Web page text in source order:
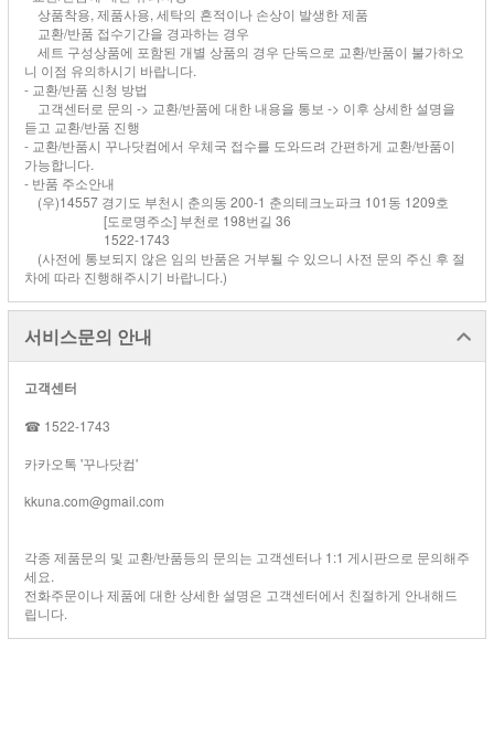
상품착용, 제품사용, 세탁의 흔적이나 손상이 발생한 제품
교환/반품 접수기간을 경과하는 경우
세트 구성상품에 포함된 개별 상품의 경우 단독으로 교환/반품이 불가하오
니 이점 유의하시기 바랍니다.
- 교환/반품 신청 방법
고객센터로 문의 -> 교환/반품에 대한 내용을 통보 -> 이후 상세한 설명을
듣고 교환/반품 진행
- 교환/반품시 꾸나닷컴에서 우체국 접수를 도와드려 간편하게 교환/반품이
가능합니다.
- 반품 주소안내
(우)14557 경기도 부천시 춘의동 200-1 춘의테크노파크 101동 1209호
[도로명주소] 부천로 198번길 36
1522-1743
(사전에 통보되지 않은 임의 반품은 거부될 수 있으니 사전 문의 주신 후 절
차에 따라 진행해주시기 바랍니다.)
서비스문의 안내
고객센터
☎ 1522-1743
카카오톡 '꾸나닷컴'
kkuna.com@gmail.com
각종 제품문의 및 교환/반품등의 문의는 고객센터나 1:1 게시판으로 문의해주
세요.
전화주문이나 제품에 대한 상세한 설명은 고객센터에서 친절하게 안내해드
립니다.